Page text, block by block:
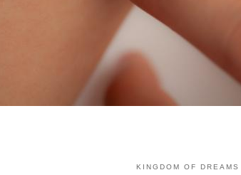
KINGDOM OF DREAMS